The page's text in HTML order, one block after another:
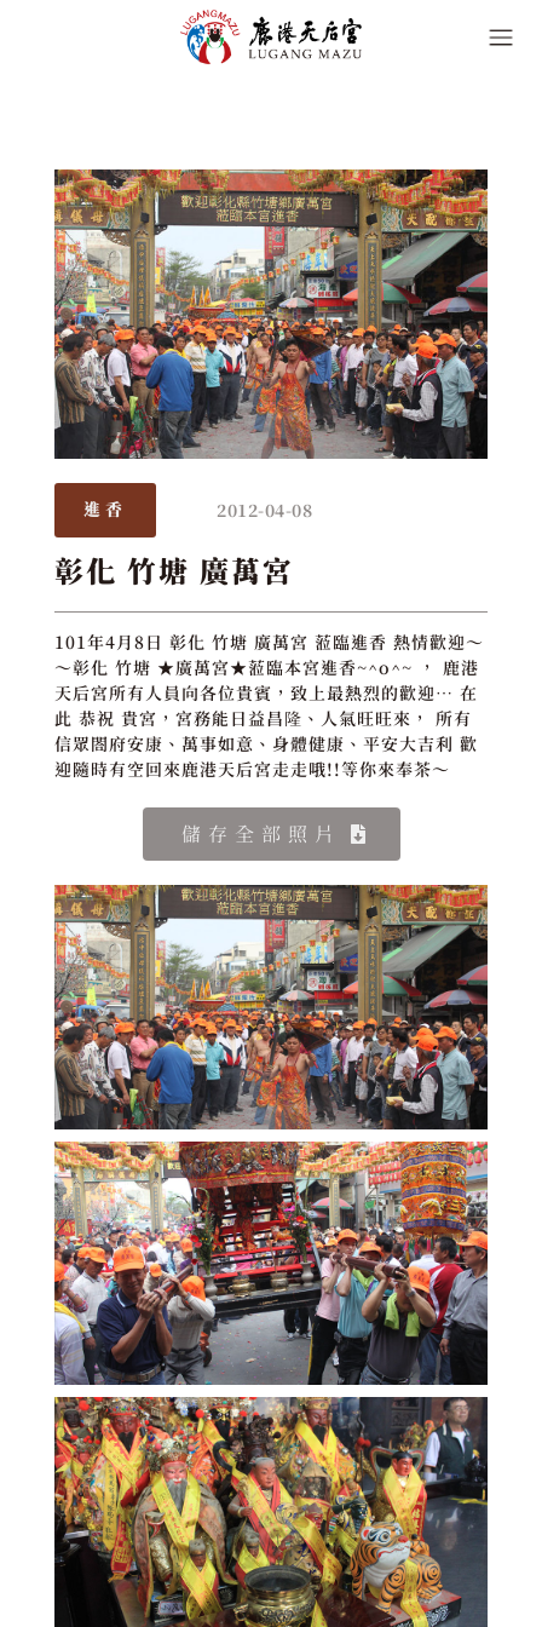
進香 2012-04-08
彰化 竹塘 廣萬宮
101年4月8日 彰化 竹塘 廣萬宮 蒞臨進香 熱情歡迎～
～彰化 竹塘 ★廣萬宮★蒞臨本宮進香~^o^~ ， 鹿港
天后宮所有人員向各位貴賓，致上最熱烈的歡迎… 在
此 恭祝 貴宮，宮務能日益昌隆、人氣旺旺來， 所有
信眾閤府安康、萬事如意、身體健康、平安大吉利 歡
迎隨時有空回來鹿港天后宮走走哦!!等你來奉茶～
儲存全部照片